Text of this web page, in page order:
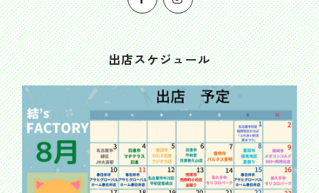
出店スケジュール